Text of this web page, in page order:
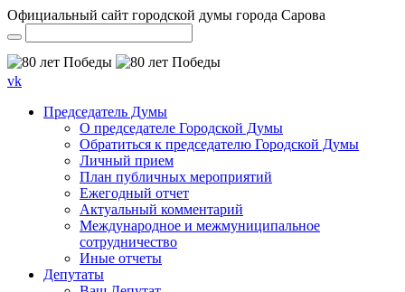
Официальный сайт городской думы города Сарова
vk
Председатель Думы
О председателе Городской Думы
Обратиться к председателю Городской Думы
Личный прием
План публичных мероприятий
Ежегодный отчет
Актуальный комментарий
Международное и межмуниципальное
сотрудничество
Иные отчеты
Депутаты